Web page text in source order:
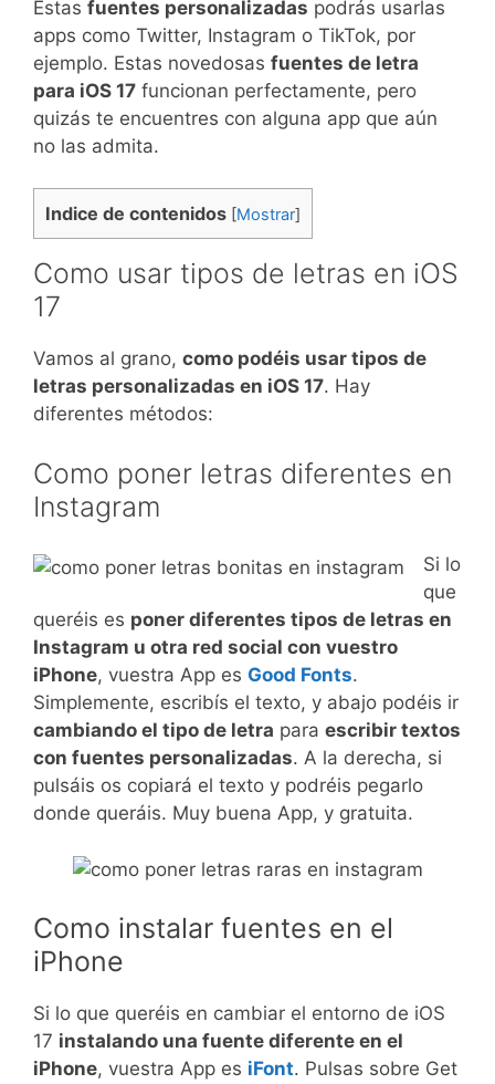
Estas fuentes personalizadas podrás usarlas
apps como Twitter, Instagram o TikTok, por
ejemplo. Estas novedosas fuentes de letra
para iOS 17 funcionan perfectamente, pero
quizás te encuentres con alguna app que aún
no las admita.
Indice de contenidos [Mostrar]
Como usar tipos de letras en iOS
17
Vamos al grano, como podéis usar tipos de
letras personalizadas en iOS 17. Hay
diferentes métodos:
Como poner letras diferentes en
Instagram
Si lo
que
queréis es poner diferentes tipos de letras en
Instagram u otra red social con vuestro
iPhone, vuestra App es Good Fonts.
Simplemente, escribís el texto, y abajo podéis ir
cambiando el tipo de letra para escribir textos
con fuentes personalizadas. A la derecha, si
pulsáis os copiará el texto y podréis pegarlo
donde queráis. Muy buena App, y gratuita.
Como instalar fuentes en el
iPhone
Si lo que queréis en cambiar el entorno de iOS
17 instalando una fuente diferente en el
iPhone, vuestra App es iFont. Pulsas sobre Get